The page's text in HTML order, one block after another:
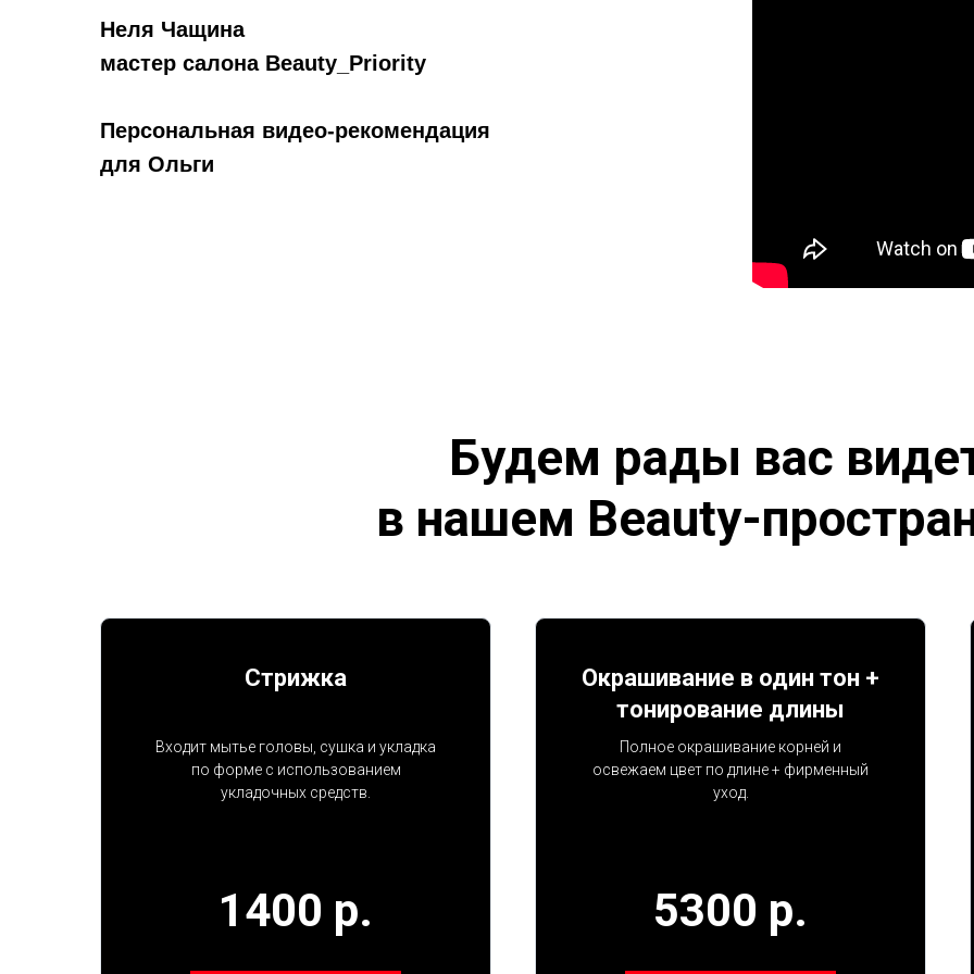
Неля Чащина
мастер салона Beauty_Priority
Персональная видео-рекомендация
для Ольги
Будем рады вас
в нашем Beauty-
Стрижка
Входит мытье головы, сушка и укладка
по форме с использованием
укладочных средств.
1400 р.
Окрашивание в один тон +
тонирование длины
Полное окрашивание корней и
освежаем цвет по длине + фирменный
уход.
5300 р.